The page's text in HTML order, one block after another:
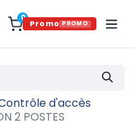
0
Promo PROMO
d'accès
2 POSTES